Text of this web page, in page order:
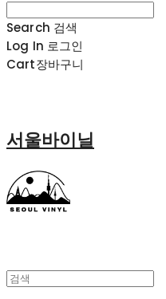
Search 검색
Log In 로그인
Cart장바구니
서울바이닐